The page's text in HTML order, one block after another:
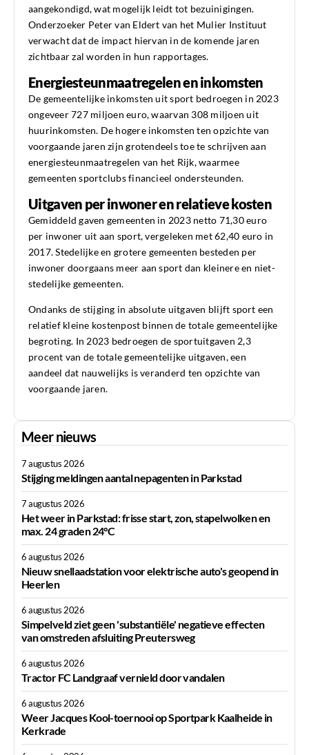
aangekondigd, wat mogelijk leidt tot bezuinigingen.
Onderzoeker Peter van Eldert van het Mulier Instituut
verwacht dat de impact hiervan in de komende jaren
zichtbaar zal worden in hun rapportages.
Energiesteunmaatregelen en inkomsten
De gemeentelijke inkomsten uit sport bedroegen in 2023
ongeveer 727 miljoen euro, waarvan 308 miljoen uit
huurinkomsten. De hogere inkomsten ten opzichte van
voorgaande jaren zijn grotendeels toe te schrijven aan
energiesteunmaatregelen van het Rijk, waarmee
gemeenten sportclubs financieel ondersteunden.
Uitgaven per inwoner en relatieve kosten
Gemiddeld gaven gemeenten in 2023 netto 71,30 euro
per inwoner uit aan sport, vergeleken met 62,40 euro in
2017. Stedelijke en grotere gemeenten besteden per
inwoner doorgaans meer aan sport dan kleinere en niet-
stedelijke gemeenten.
Ondanks de stijging in absolute uitgaven blijft sport een
relatief kleine kostenpost binnen de totale gemeentelijke
begroting. In 2023 bedroegen de sportuitgaven 2,3
procent van de totale gemeentelijke uitgaven, een
aandeel dat nauwelijks is veranderd ten opzichte van
voorgaande jaren.
Meer nieuws
7 augustus 2026
Stijging meldingen aantal nepagenten in Parkstad
7 augustus 2026
Het weer in Parkstad: frisse start, zon, stapelwolken en
max. 24 graden 24°C
6 augustus 2026
Nieuw snellaadstation voor elektrische auto's geopend in
Heerlen
6 augustus 2026
Simpelveld ziet geen 'substantiële' negatieve effecten
van omstreden afsluiting Preutersweg
6 augustus 2026
Tractor FC Landgraaf vernield door vandalen
6 augustus 2026
Weer Jacques Kool-toernooi op Sportpark Kaalheide in
Kerkrade